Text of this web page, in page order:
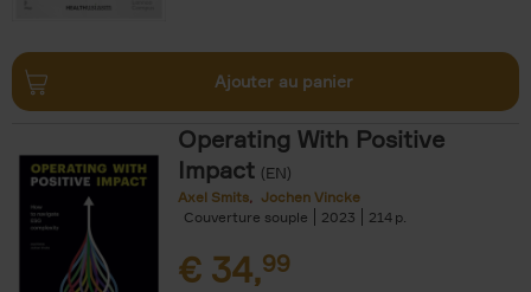
Ajouter au panier
Operating With Positive
Impact (EN)
Axel Smits
Jochen Vincke
Couverture souple
2023 214
€ 34,99